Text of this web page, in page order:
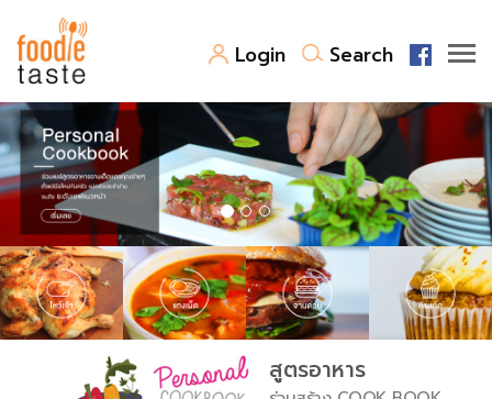
Login Search
สูตรอาหาร
สูตรอาหารล่าสุด
Top Foodie
พาไปชิม
สารพันก้นครัว
เคล็ดลับน่ารู้
เปรียบเทียบหน่วยการตวง
FoodPedia
สร้าง Cookbook
สูตรอาหาร